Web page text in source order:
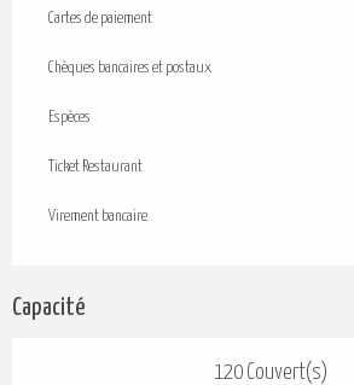
Cartes de paiement
Chèques bancaires et postaux
Espèces
Ticket Restaurant
Virement bancaire
Capacité
120 Couvert(s)